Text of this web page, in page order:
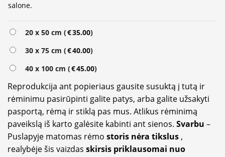
salone.
20 x 50 cm (€35.00)
30 x 75 cm (€40.00)
40 x 100 cm (€45.00)
Reprodukcija ant popieriaus gausite susuktą į tutą ir
rėminimu pasirūpinti galite patys, arba galite užsakyti
pasportą, rėmą ir stiklą pas mus. Atlikus rėminimą
paveikslą iš karto galėsite kabinti ant sienos. Svarbu –
Puslapyje matomas rėmo storis nėra tikslus,
realybėje šis vaizdas skirsis priklausomai nuo
Alternative: